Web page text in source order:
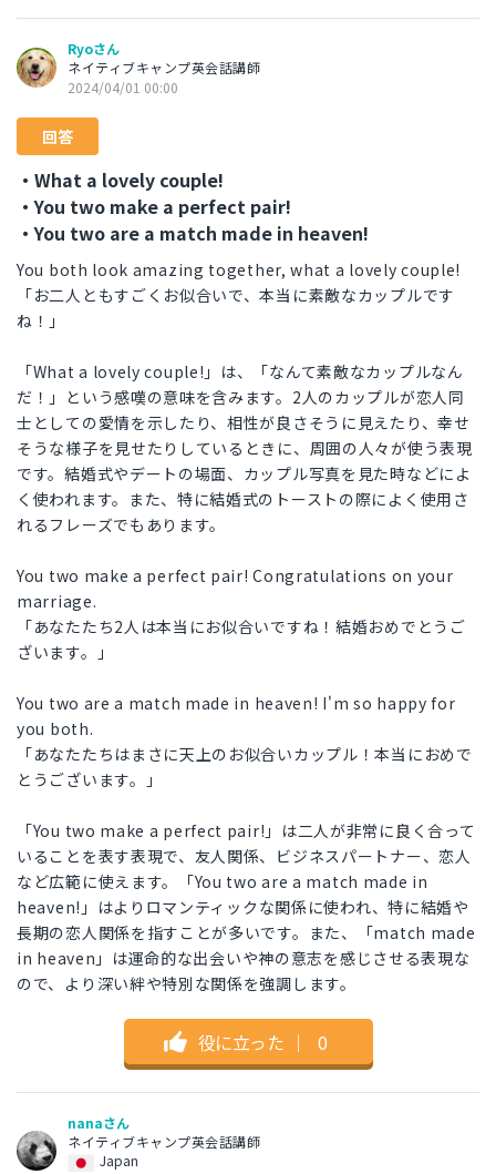
Ryoさん
ネイティブキャンプ英会話講師
2024/04/01 00:00
回答
・What a lovely couple!
・You two make a perfect pair!
・You two are a match made in heaven!
You both look amazing together, what a lovely couple!
「お二人ともすごくお似合いで、本当に素敵なカップルです
ね！」
「What a lovely couple!」は、「なんて素敵なカップルなん
だ！」という感嘆の意味を含みます。2人のカップルが恋人同
士としての愛情を示したり、相性が良さそうに見えたり、幸せ
そうな様子を見せたりしているときに、周囲の人々が使う表現
です。結婚式やデートの場面、カップル写真を見た時などによ
く使われます。また、特に結婚式のトーストの際によく使用さ
れるフレーズでもあります。
You two make a perfect pair! Congratulations on your
marriage.
「あなたたち2人は本当にお似合いですね！結婚おめでとうご
ざいます。」
You two are a match made in heaven! I'm so happy for
you both.
「あなたたちはまさに天上のお似合いカップル！本当におめで
とうございます。」
「You two make a perfect pair!」は二人が非常に良く合って
いることを表す表現で、友人関係、ビジネスパートナー、恋人
など広範に使えます。「You two are a match made in
heaven!」はよりロマンティックな関係に使われ、特に結婚や
長期の恋人関係を指すことが多いです。また、「match made
in heaven」は運命的な出会いや神の意志を感じさせる表現な
ので、より深い絆や特別な関係を強調します。
役に立った ｜ 0
nanaさん
ネイティブキャンプ英会話講師
Japan